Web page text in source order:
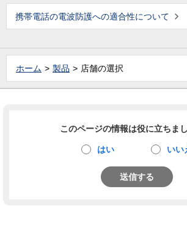
携帯電話の電波防護への適合性について
ホーム 製品 店舗の選択
このページの情報は役に立ちま
はい いい
送信する